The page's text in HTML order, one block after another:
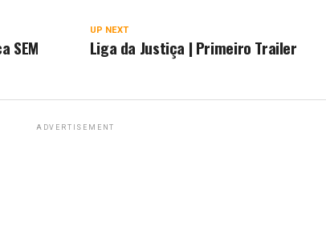
UP NEXT
Liga da Justiça | Primeiro Trailer
SEM
ADVERTISEMENT